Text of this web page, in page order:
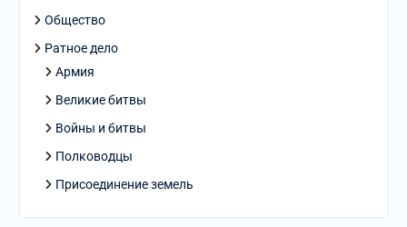
Общество
Ратное дело
Армия
Великие битвы
Войны и битвы
Полководцы
Присоединение земель